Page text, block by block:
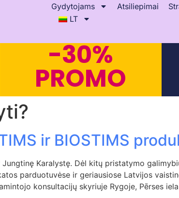
Gydytojams Atsiliepimai
LT
-30%
PROMO
ir BIOSTIMS
Karalystę. Dėl kitų pristatymo
parduotuvėse ir geriausiose Latvijos
konsultacijų skyriuje Rygoje, Pērses iela